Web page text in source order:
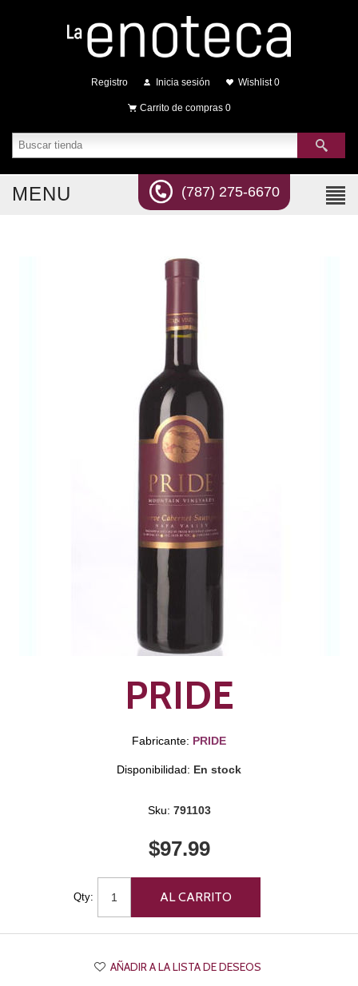
Registro Inicia sesión Wishlist 0
Carrito de compras 0
(787) 275-6670
MENU
PRIDE
Fabricante: PRIDE
Disponibilidad: En stock
Sku: 791103
$97.99
Qty: